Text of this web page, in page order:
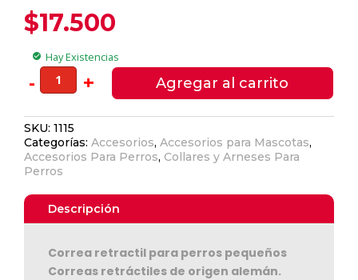
$17.500
check_circle Hay Existencias
- Flexi
Correa
New
Classic
S
Cinta
cantidad
+ Agregar al carrito
SKU:1115
Categorías:Accesorios,Accesorios para Mascotas,
Accesorios Para Perros, Collares y Arneses Para
Perros
Descripción
Correa retractil para perros pequeños
Correas retráctiles de origen alemán.